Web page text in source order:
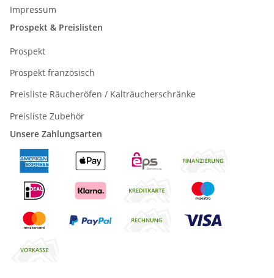
Impressum
Prospekt & Preislisten
Prospekt
Prospekt französisch
Preisliste Räucheröfen / Kalträucherschränke
Preisliste Zubehör
Unsere Zahlungsarten